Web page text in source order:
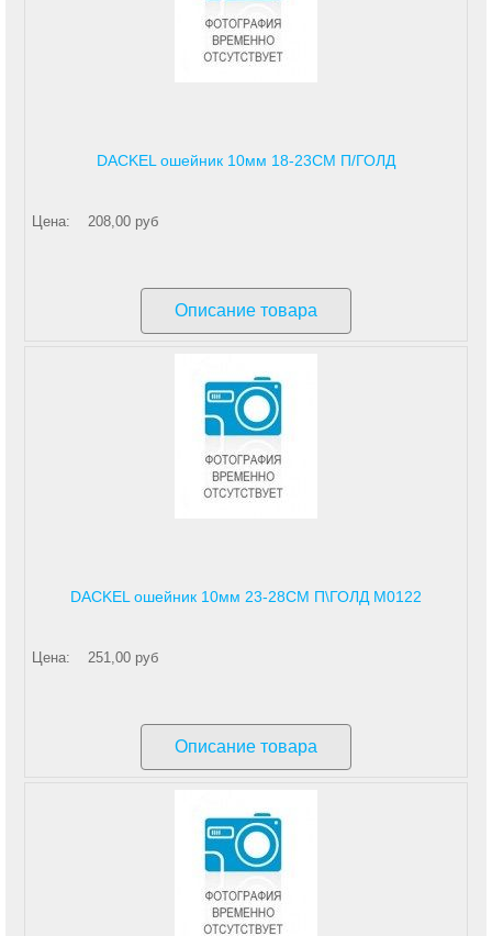
DACKEL ошейник 10мм 18-23СМ П/ГОЛД
Цена: 208,00 руб
Описание товара
DACKEL ошейник 10мм 23-28СМ П\ГОЛД М0122
Цена: 251,00 руб
Описание товара